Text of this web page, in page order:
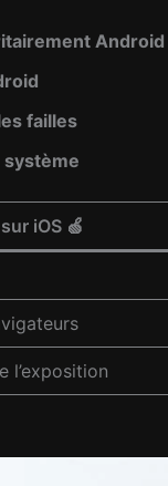
Android
failles
système
iOS 🍏
l’exposition